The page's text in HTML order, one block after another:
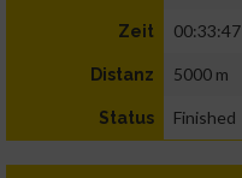
Zeit 00:33:47
Distanz 5000 m
Status Finished